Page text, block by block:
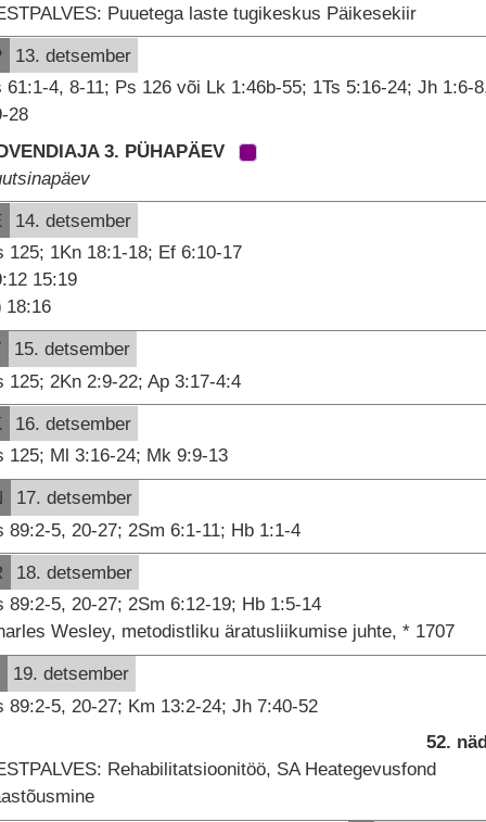
Puuetega laste tugikeskus Päikesekiir
13. detsember
61:1-4, 8-11; Ps 126 või Lk 1:46b-55; 1Ts 5:16-24; Jh 1:6-
28
3. PÜHAPÄEV
14. detsember
125; 1Kn 18:1-18; Ef 6:10-17
15:19
18:16
15. detsember
125; 2Kn 2:9-22; Ap 3:17-4:4
16. detsember
125; Ml 3:16-24; Mk 9:9-13
17. detsember
89:2-5, 20-27; 2Sm 6:1-11; Hb 1:1-4
18. detsember
89:2-5, 20-27; 2Sm 6:12-19; Hb 1:5-14
Wesley, metodistliku äratusliikumise juhte, * 1707
19. detsember
89:2-5, 20-27; Km 13:2-24; Jh 7:40-52
52.
Rehabilitatsioonitöö, SA Heategevusfond